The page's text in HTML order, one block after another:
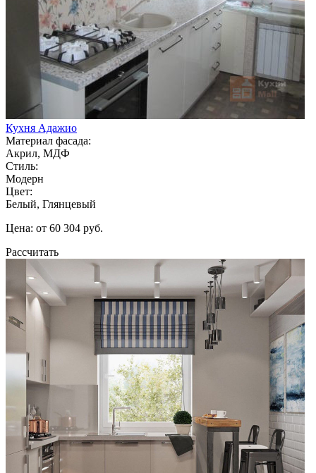
Кухня Адажио
Материал фасада:
Акрил, МДФ
Стиль:
Модерн
Цвет:
Белый, Глянцевый
Цена: от 60 304 руб.
Рассчитать